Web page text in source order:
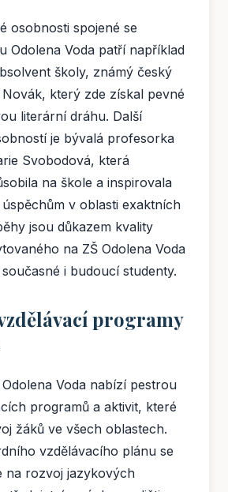
osobnosti spojené se
Odolena Voda patří například
školy, známý český
který zde získal pevné
literární dráhu. Další
je bývalá profesorka
Svobodová, která
na škole a inspirovala
v oblasti exaktních
jsou důkazem kvality
na ZŠ Odolena Voda
i budoucí studenty.
programy
Voda nabízí pestrou
programů a aktivit, které
žáků ve všech oblastech.
vzdělávacího plánu se
na rozvoj jazykových